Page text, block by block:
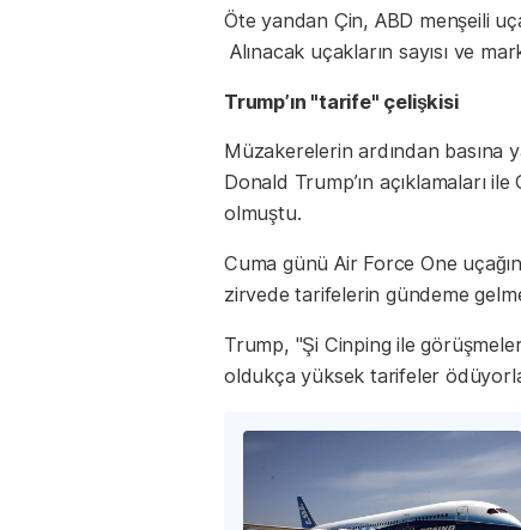
Öte yandan Çin, ABD menşeili
Alınacak uçakların sayısı ve
Trump’ın "tarife" çelişkisi
Müzakerelerin ardından basına
Donald Trump’ın açıklamaları
olmuştu.
Cuma günü Air Force One
zirvede tarifelerin gündeme
Trump, "Şi Cinping ile
oldukça yüksek tarifeler